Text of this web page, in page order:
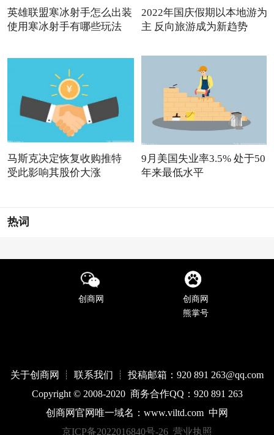
英雄联盟寒冰射手怎么出装
使用寒冰射手有哪些玩法
2022年国庆假期以本地游为
主 反向旅游成为新趋势
马斯克决定恢复收购推特
受此影响其股价大涨
9月美国失业率3.5% 处于50
年来最低水平
热词
创商网
创商网
熊掌号
关于创商网 ┊ 联系我们 ┊ 投稿邮箱：920 891 263@qq.com
Copyright © 2008-2020 商务合作QQ：920 891 263
创商网官网唯一域名： www.viltd.com 中网
京ICP备2022016840号-26 营业执照